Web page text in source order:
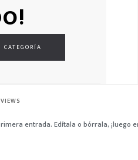
CATEGORÍA
entrada. Edítala o bórrala, ¡luego